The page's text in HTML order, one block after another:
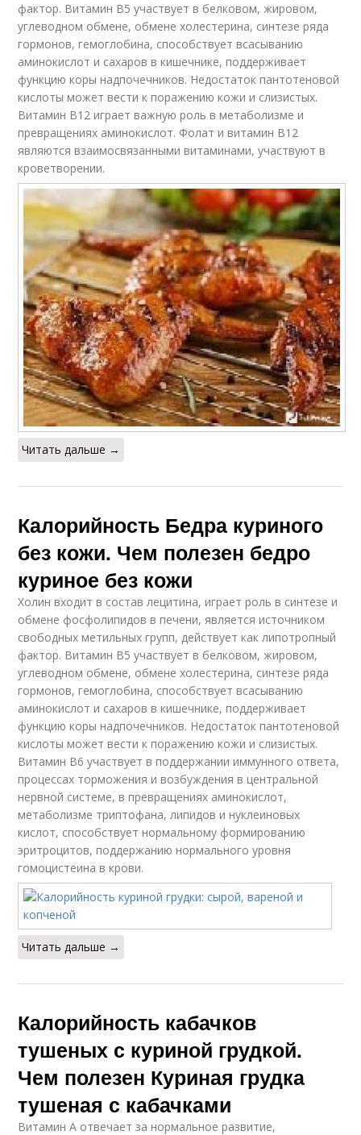
фактор. Витамин В5 участвует в белковом, жировом,
углеводном обмене, обмене холестерина, синтезе ряда
гормонов, гемоглобина, способствует всасыванию
аминокислот и сахаров в кишечнике, поддерживает
функцию коры надпочечников. Недостаток пантотеновой
кислоты может вести к поражению кожи и слизистых.
Витамин В12 играет важную роль в метаболизме и
превращениях аминокислот. Фолат и витамин В12
являются взаимосвязанными витаминами, участвуют в
кроветворении.
Читать дальше →
Калорийность Бедра куриного
без кожи. Чем полезен бедро
куриное без кожи
Холин входит в состав лецитина, играет роль в синтезе и
обмене фосфолипидов в печени, является источником
свободных метильных групп, действует как липотропный
фактор. Витамин В5 участвует в белковом, жировом,
углеводном обмене, обмене холестерина, синтезе ряда
гормонов, гемоглобина, способствует всасыванию
аминокислот и сахаров в кишечнике, поддерживает
функцию коры надпочечников. Недостаток пантотеновой
кислоты может вести к поражению кожи и слизистых.
Витамин В6 участвует в поддержании иммунного ответа,
процессах торможения и возбуждения в центральной
нервной системе, в превращениях аминокислот,
метаболизме триптофана, липидов и нуклеиновых
кислот, способствует нормальному формированию
эритроцитов, поддержанию нормального уровня
гомоцистеина в крови.
Читать дальше →
Калорийность кабачков
тушеных с куриной грудкой.
Чем полезен Куриная грудка
тушеная с кабачками
Витамин А отвечает за нормальное развитие,